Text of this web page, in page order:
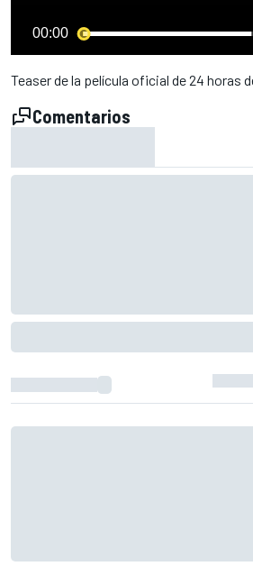
00:00
Teaser de la película oficial de 24 horas
Comentarios